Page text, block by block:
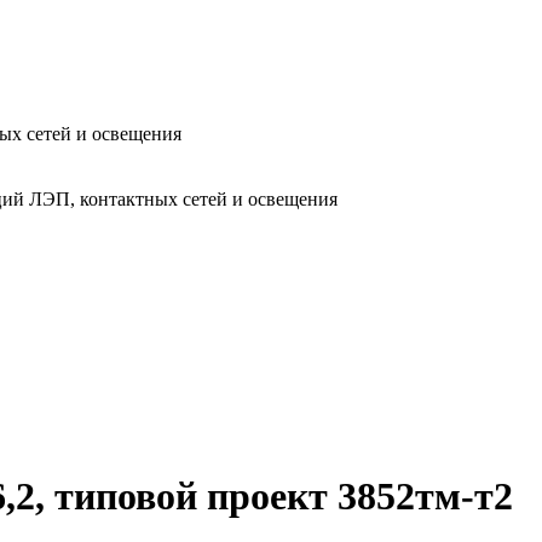
сетей и освещения
ЛЭП, контактных сетей и освещения
типовой проект 3852тм-т2